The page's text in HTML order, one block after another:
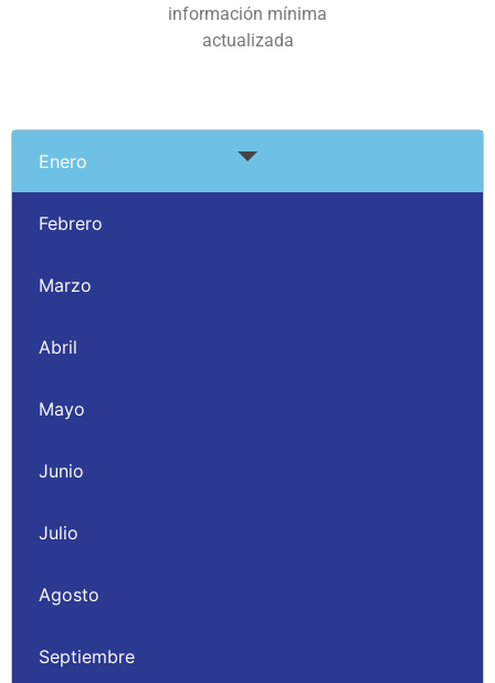
información mínima
actualizada
Enero
Febrero
Marzo
Abril
Mayo
Junio
Julio
Agosto
Septiembre